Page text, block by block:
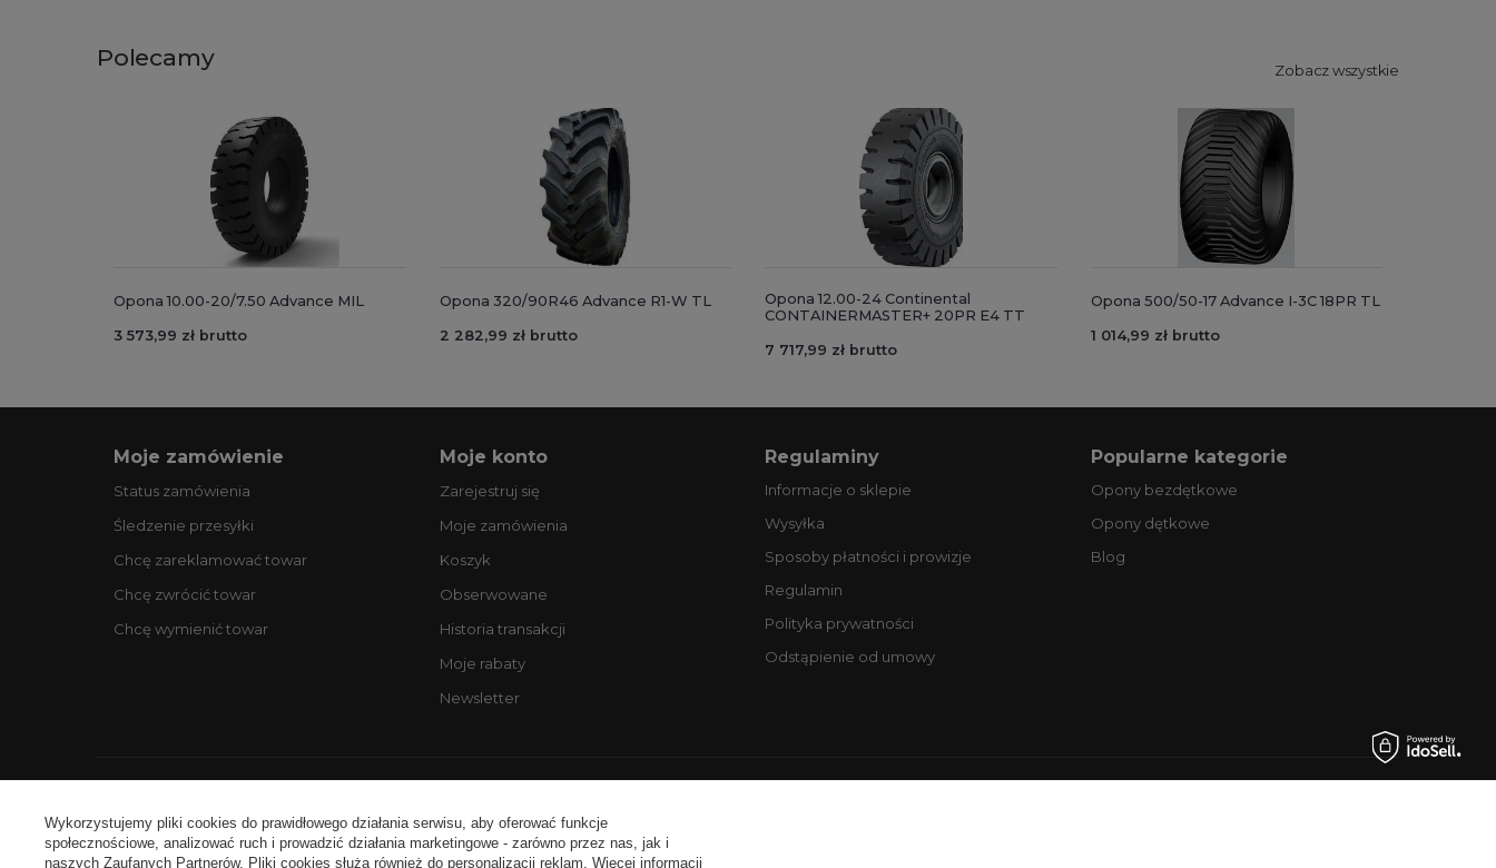
Polecamy Zobacz wszystkie
Opona 10.00-20/7.50 Advance MIL
3 573,99 zł brutto
Opona 320/90R46 Advance R1-W TL
2 282,99 zł brutto
Opona 12.00-24 Continental
CONTAINERMASTER+ 20PR E4 TT
7 717,99 zł brutto
Opona 500/50-17 Advance I-3C 18PR TL
1 014,99 zł brutto
Moje zamówienie
Status zamówienia
Śledzenie przesyłki
Chcę zareklamować towar
Chcę zwrócić towar
Chcę wymienić towar
Moje konto
Zarejestruj się
Moje zamówienia
Koszyk
Obserwowane
Historia transakcji
Moje rabaty
Newsletter
Regulaminy
Informacje o sklepie
Wysyłka
Sposoby płatności i prowizje
Regulamin
Polityka prywatności
Odstąpienie od umowy
Popularne kategorie
Opony bezdętkowe
Opony dętkowe
Blog
Wykorzystujemy pliki cookies do prawidłowego działania serwisu, aby oferować funkcje
społecznościowe, analizować ruch i prowadzić działania marketingowe - zarówno przez nas, jak i
naszych Zaufanych Partnerów. Pliki cookies służą również do personalizacji reklam. Więcej informacji